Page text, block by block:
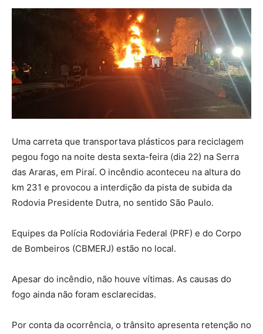
Uma carreta que transportava plásticos para reciclagem
pegou fogo na noite desta sexta-feira (dia 22) na Serra
das Araras, em Piraí. O incêndio aconteceu na altura do
km 231 e provocou a interdição da pista de subida da
Rodovia Presidente Dutra, no sentido São Paulo.
Equipes da Polícia Rodoviária Federal (PRF) e do Corpo
de Bombeiros (CBMERJ) estão no local.
Apesar do incêndio, não houve vítimas. As causas do
fogo ainda não foram esclarecidas.
Por conta da ocorrência, o trânsito apresenta retenção no